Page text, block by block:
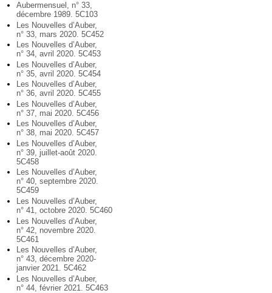
Aubermensuel, n° 33,
décembre 1989. 5C103
Les Nouvelles d’Auber,
n° 33, mars 2020. 5C452
Les Nouvelles d’Auber,
n° 34, avril 2020. 5C453
Les Nouvelles d’Auber,
n° 35, avril 2020. 5C454
Les Nouvelles d’Auber,
n° 36, avril 2020. 5C455
Les Nouvelles d’Auber,
n° 37, mai 2020. 5C456
Les Nouvelles d’Auber,
n° 38, mai 2020. 5C457
Les Nouvelles d’Auber,
n° 39, juillet-août 2020.
5C458
Les Nouvelles d’Auber,
n° 40, septembre 2020.
5C459
Les Nouvelles d’Auber,
n° 41, octobre 2020. 5C460
Les Nouvelles d’Auber,
n° 42, novembre 2020.
5C461
Les Nouvelles d’Auber,
n° 43, décembre 2020-
janvier 2021. 5C462
Les Nouvelles d’Auber,
n° 44, février 2021. 5C463